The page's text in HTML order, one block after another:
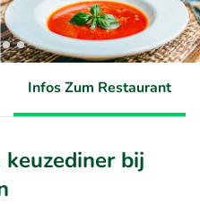
Infos Zum Restaurant
bij